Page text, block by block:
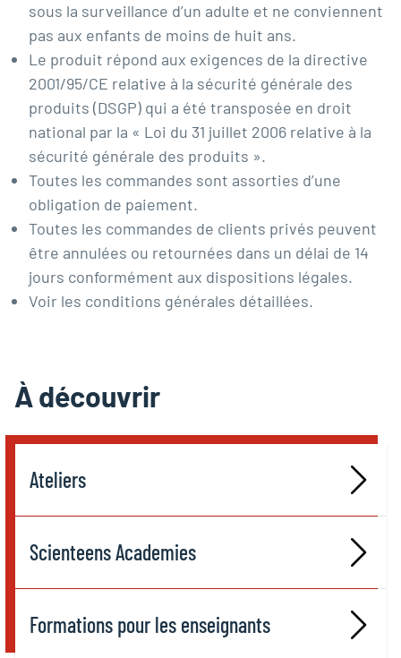
sous la surveillance d’un adulte et ne conviennent
pas aux enfants de moins de huit ans.
Le produit répond aux exigences de la directive
2001/95/CE relative à la sécurité générale des
produits (DSGP) qui a été transposée en droit
national par la « Loi du 31 juillet 2006 relative à la
sécurité générale des produits ».
Toutes les commandes sont assorties d’une
obligation de paiement.
Toutes les commandes de clients privés peuvent
être annulées ou retournées dans un délai de 14
jours conformément aux dispositions légales.
Voir les conditions générales détaillées.
À découvrir
Ateliers
Scienteens Academies
Formations pour les enseignants